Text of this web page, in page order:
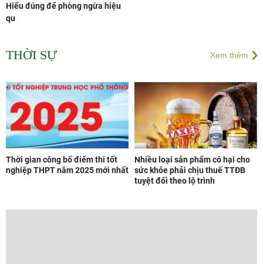
Hiểu đúng để phòng ngừa hiệu
qu
THỜI SỰ Xem thêm
Thời gian công bố điểm thi tốt
nghiệp THPT năm 2025 mới nhất
Nhiều loại sản phẩm có hại cho
sức khỏe phải chịu thuế TTĐB
tuyệt đối theo lộ trình